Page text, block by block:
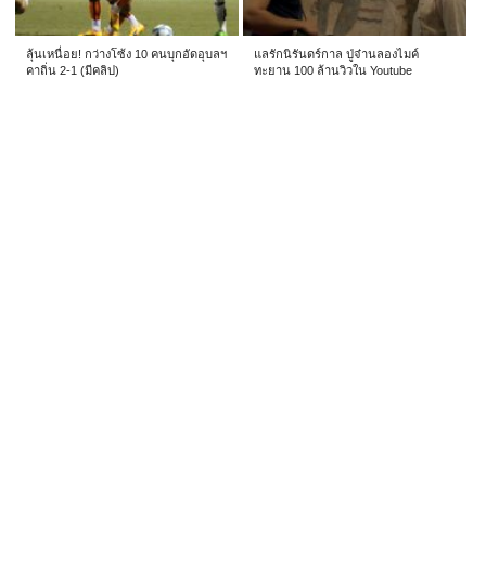
ลุ้นเหนื่อย! กว่างโซ้ง 10 คนบุกอัดอุบลฯ
คาถิ่น 2-1 (มีคลิป)
แลรักนิรันดร์กาล ปู่จ๋านลองไมค์
ทะยาน 100 ล้านวิวใน Youtube